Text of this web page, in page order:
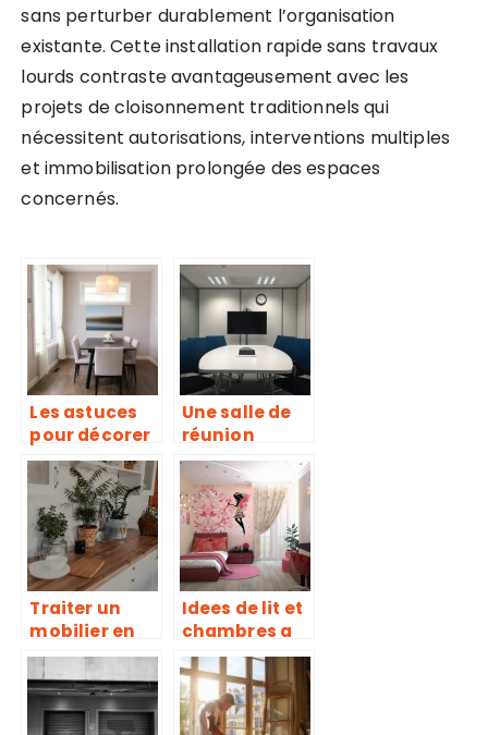
sans perturber durablement l’organisation
existante. Cette installation rapide sans travaux
lourds contraste avantageusement avec les
projets de cloisonnement traditionnels qui
nécessitent autorisations, interventions multiples
et immobilisation prolongée des espaces
concernés.
Les astuces
pour décorer
une salle à
manger
Une salle de
réunion
propice à la
productivité
Traiter un
mobilier en
bois contre
les insectes
Idees de lit et
chambres a
coucher pour
filles.